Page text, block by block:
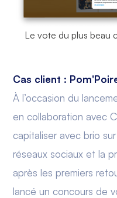
Le vote du plus beau
Cas client :
À l’occasion du
en collaboration avec
capitaliser avec brio
réseaux sociaux et la
après les premiers
lancé un concours de